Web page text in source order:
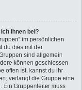
ihnen bei?
im persönlichen
du dies mit der
sind allgemein
können geschlossen
offen ist, kannst du ihr
verlangt die Gruppe eine
Ein Gruppenleiter muss